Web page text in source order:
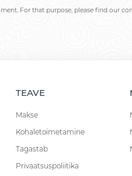
For that purpose, please find our
TEAVE
Makse
Kohaletoimetamine
Tagastab
Privaatsuspoliitika